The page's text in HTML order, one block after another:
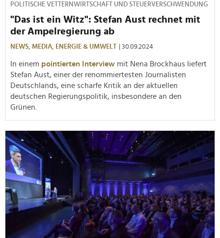
POLITISCHE VETTERNWIRTSCHAFT UND STEUERVERSCHWENDUNG
"Das ist ein Witz": Stefan Aust rechnet mit
der Ampelregierung ab
NEWS, MEDIA, ENERGIE & UMWELT | 30.09.2024
In einem pointierten Interview mit Nena Brockhaus liefert
Stefan Aust, einer der renommiertesten Journalisten
Deutschlands, eine scharfe Kritik an der aktuellen
deutschen Regierungspolitik, insbesondere an den
Grünen.